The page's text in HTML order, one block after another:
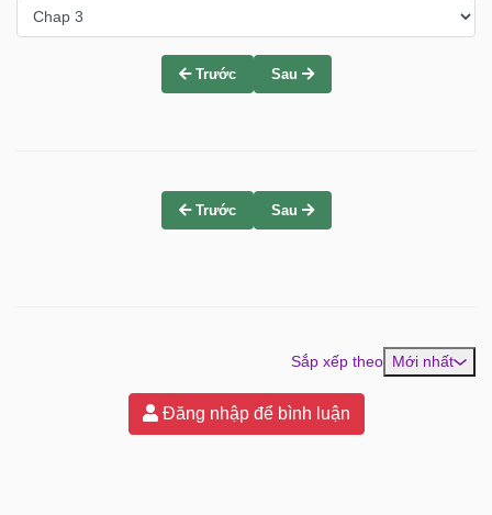
Trước Sau
Trước Sau
Sắp xếp theo Mới nhất
Đăng nhập để bình luận